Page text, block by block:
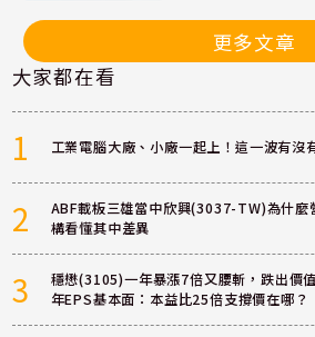
更多文章
大家都在看
1 工業電腦大廠、小廠一起上！這一波有沒
2
ABF載板三雄當中欣興(3037-TW)為什麼
構看懂其中差異
3
穩懋(3105)一年暴漲7倍又腰斬，跌出價
年EPS基本面：本益比25倍支撐價在哪？